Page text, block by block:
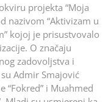
projekta “Moja
nazivom “Aktivizam u
kojoj je prisustvovalo
O značaju
zadovoljstva i
Admir Smajović
“Fokred” i Muahmed